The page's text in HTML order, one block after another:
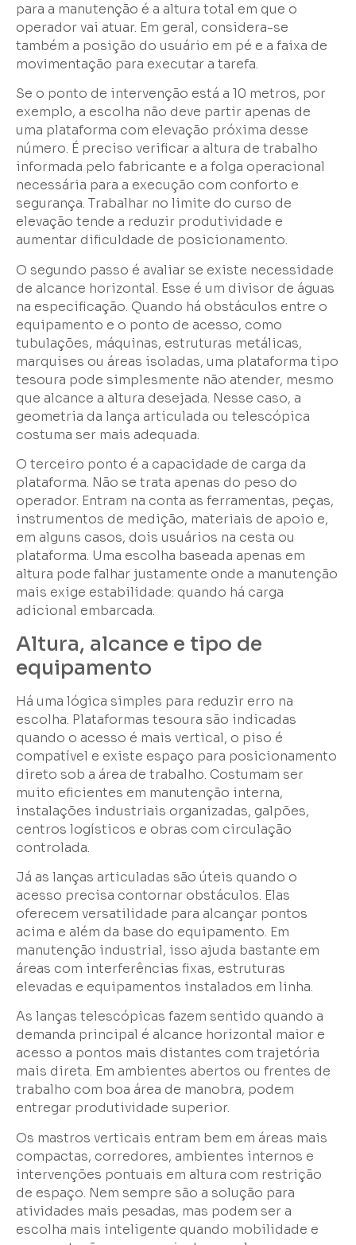
para a manutenção é a altura total em que o
operador vai atuar. Em geral, considera-se
também a posição do usuário em pé e a faixa de
movimentação para executar a tarefa.
Se o ponto de intervenção está a 10 metros, por
exemplo, a escolha não deve partir apenas de
uma plataforma com elevação próxima desse
número. É preciso verificar a altura de trabalho
informada pelo fabricante e a folga operacional
necessária para a execução com conforto e
segurança. Trabalhar no limite do curso de
elevação tende a reduzir produtividade e
aumentar dificuldade de posicionamento.
O segundo passo é avaliar se existe necessidade
de alcance horizontal. Esse é um divisor de águas
na especificação. Quando há obstáculos entre o
equipamento e o ponto de acesso, como
tubulações, máquinas, estruturas metálicas,
marquises ou áreas isoladas, uma plataforma tipo
tesoura pode simplesmente não atender, mesmo
que alcance a altura desejada. Nesse caso, a
geometria da lança articulada ou telescópica
costuma ser mais adequada.
O terceiro ponto é a capacidade de carga da
plataforma. Não se trata apenas do peso do
operador. Entram na conta as ferramentas, peças,
instrumentos de medição, materiais de apoio e,
em alguns casos, dois usuários na cesta ou
plataforma. Uma escolha baseada apenas em
altura pode falhar justamente onde a manutenção
mais exige estabilidade: quando há carga
adicional embarcada.
Altura, alcance e tipo de
equipamento
Há uma lógica simples para reduzir erro na
escolha. Plataformas tesoura são indicadas
quando o acesso é mais vertical, o piso é
compatível e existe espaço para posicionamento
direto sob a área de trabalho. Costumam ser
muito eficientes em manutenção interna,
instalações industriais organizadas, galpões,
centros logísticos e obras com circulação
controlada.
Já as lanças articuladas são úteis quando o
acesso precisa contornar obstáculos. Elas
oferecem versatilidade para alcançar pontos
acima e além da base do equipamento. Em
manutenção industrial, isso ajuda bastante em
áreas com interferências fixas, estruturas
elevadas e equipamentos instalados em linha.
As lanças telescópicas fazem sentido quando a
demanda principal é alcance horizontal maior e
acesso a pontos mais distantes com trajetória
mais direta. Em ambientes abertos ou frentes de
trabalho com boa área de manobra, podem
entregar produtividade superior.
Os mastros verticais entram bem em áreas mais
compactas, corredores, ambientes internos e
intervenções pontuais em altura com restrição
de espaço. Nem sempre são a solução para
atividades mais pesadas, mas podem ser a
escolha mais inteligente quando mobilidade e